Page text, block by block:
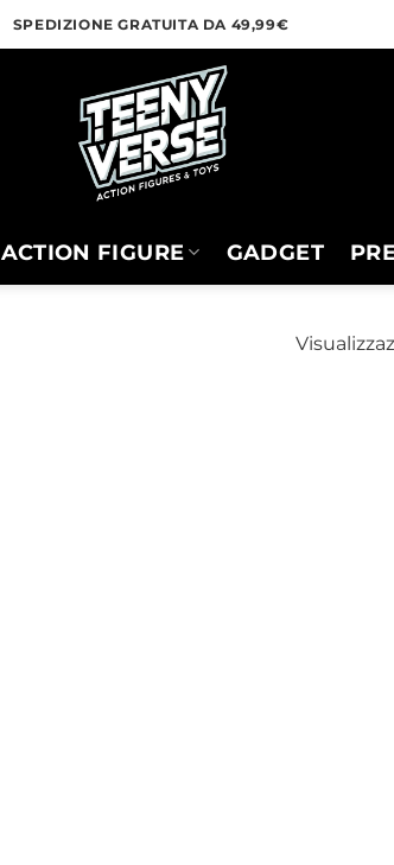
SPEDIZIONE GRATUITA DA 49,99€
ACTION FIGURE GADGET